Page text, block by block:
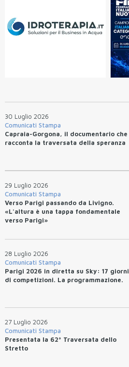
30 Luglio 2026
Comunicati Stampa
Capraia-Gorgona, il documentario che
racconta la traversata della speranza
29 Luglio 2026
Comunicati Stampa
Verso Parigi passando da Livigno.
«L'altura è una tappa fondamentale
verso Parigi»
28 Luglio 2026
Comunicati Stampa
Parigi 2026 in diretta su Sky: 17 giorni
di competizioni. La programmazione.
27 Luglio 2026
Comunicati Stampa
Presentata la 62ª Traversata dello
Stretto